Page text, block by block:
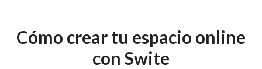
Cómo crear tu espacio online
con Swite